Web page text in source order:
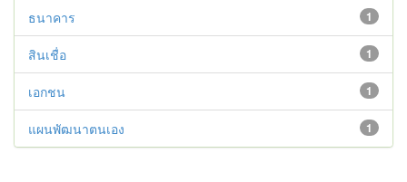
1
ธนาคาร
1
สินเชื่อ
1
เอกชน
1
แผนพัฒนาตนเอง